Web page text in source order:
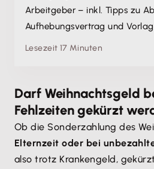
Arbeitgeber – inkl. Tipps zu
Aufhebungsvertrag und
Lesezeit 17 Minuten
Darf Weihnachtsgeld
Fehlzeiten gekürzt
Ob die Sonderzahlung des
Elternzeit oder bei
also trotz Krankengeld,